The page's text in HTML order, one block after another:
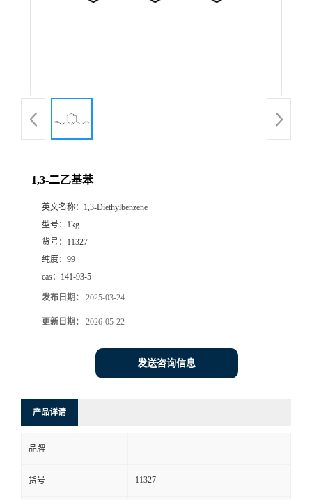
1,3-二乙基苯
英文名称： 1,3-Diethylbenzene
型号： 1kg
货号： 11327
纯度： 99
cas： 141-93-5
发布日期： 2025-03-24
更新日期： 2026-05-22
发送咨询信息
产品详请
品牌
货号 11327